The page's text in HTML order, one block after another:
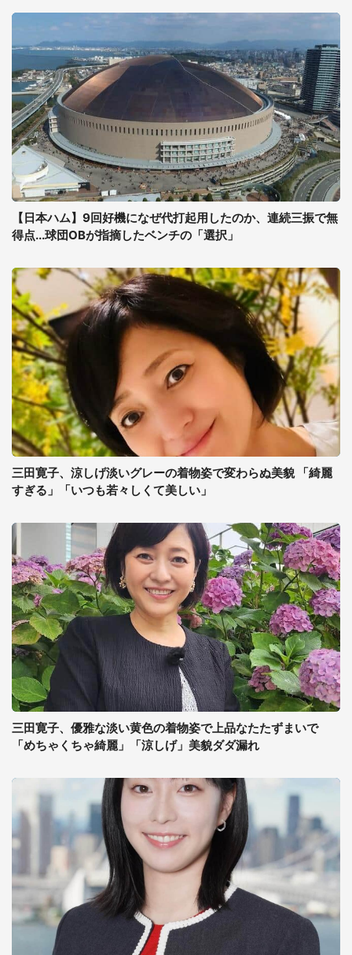
【日本ハム】9回好機になぜ代打起用したのか、連続三振で無
得点...球団OBが指摘したベンチの「選択」
三田寛子、涼しげ淡いグレーの着物姿で変わらぬ美貌 「綺麗
すぎる」「いつも若々しくて美しい」
三田寛子、優雅な淡い黄色の着物姿で上品なたたずまいで
「めちゃくちゃ綺麗」「涼しげ」美貌ダダ漏れ